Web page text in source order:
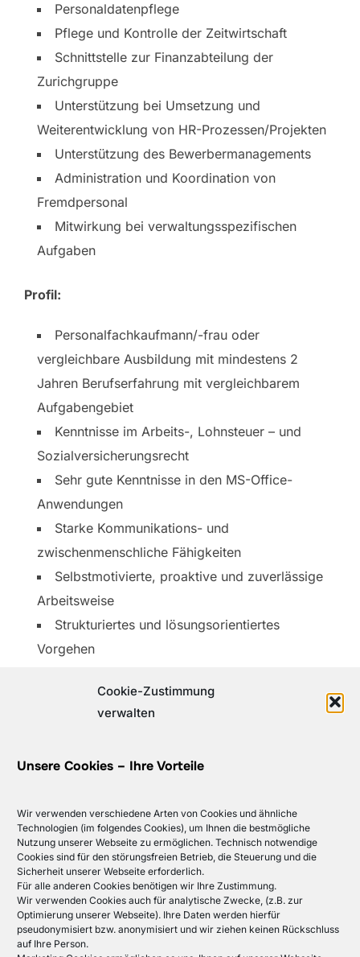
Cookie-Zustimmung
verwalten
Unsere Cookies – Ihre Vorteile
Wir verwenden verschiedene Arten von Cookies und ähnliche
Technologien (im folgendes Cookies), um Ihnen die bestmögliche
Nutzung unserer Webseite zu ermöglichen. Technisch notwendige
Cookies sind für den störungsfreien Betrieb, die Steuerung und die
Sicherheit unserer Webseite erforderlich.
Für alle anderen Cookies benötigen wir Ihre Zustimmung.
Wir verwenden Cookies auch für analytische Zwecke, (z.B. zur
Optimierung unserer Webseite). Ihre Daten werden hierfür
pseudonymisiert bzw. anonymisiert und wir ziehen keinen Rückschluss
auf Ihre Person.
Personaldatenpflege
Pflege und Kontrolle der Zeitwirtschaft
Schnittstelle zur Finanzabteilung der
Zurichgruppe
Unterstützung bei Umsetzung und
Weiterentwicklung von HR-Prozessen/Projekten
Unterstützung des Bewerbermanagements
Administration und Koordination von
Fremdpersonal
Mitwirkung bei verwaltungsspezifischen
Aufgaben
Profil:
Personalfachkaufmann/-frau oder
vergleichbare Ausbildung mit mindestens 2
Jahren Berufserfahrung mit vergleichbarem
Aufgabengebiet
Kenntnisse im Arbeits-, Lohnsteuer – und
Sozialversicherungsrecht
Sehr gute Kenntnisse in den MS-Office-
Anwendungen
Starke Kommunikations- und
zwischenmenschliche Fähigkeiten
Selbstmotivierte, proaktive und zuverlässige
Arbeitsweise
Strukturiertes und lösungsorientiertes
Vorgehen
nachmittags)
Haben wir Ihr Interesse geweckt?
Dann senden Sie bitte Ihre Bewerbung unter
Angabe Ihrer Gehaltsvorstellung an tdg-
personal@zurich.com. Mehr Informationen finden